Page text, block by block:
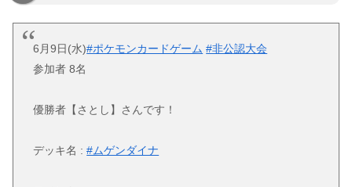
6月9日(水)#ポケモンカードゲーム #非公認大会
参加者 8名
優勝者【さとし】さんです！
デッキ名 :#ムゲンダイナ